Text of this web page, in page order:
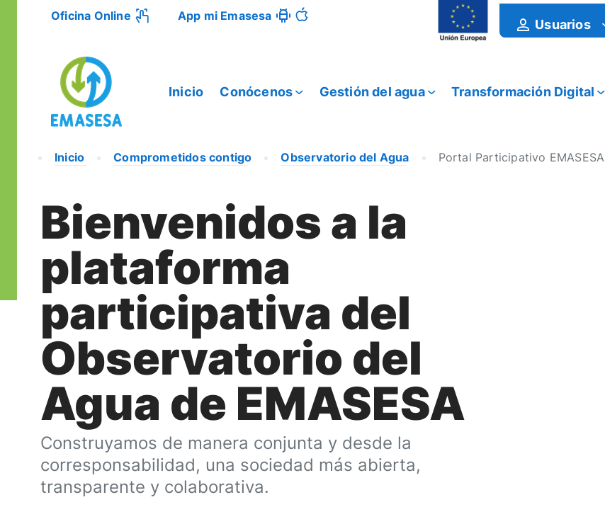
Oficina Online App mi Emasesa
Usuarios
Inicio Conócenos Gestión del agua Transformación Digital
Inicio Comprometidos contigo Observatorio del Agua Portal Participativo EMASESA
Bienvenidos a la
plataforma
participativa del
Observatorio del
Agua de EMASESA
Construyamos de manera conjunta y desde la
corresponsabilidad, una sociedad más abierta,
transparente y colaborativa.